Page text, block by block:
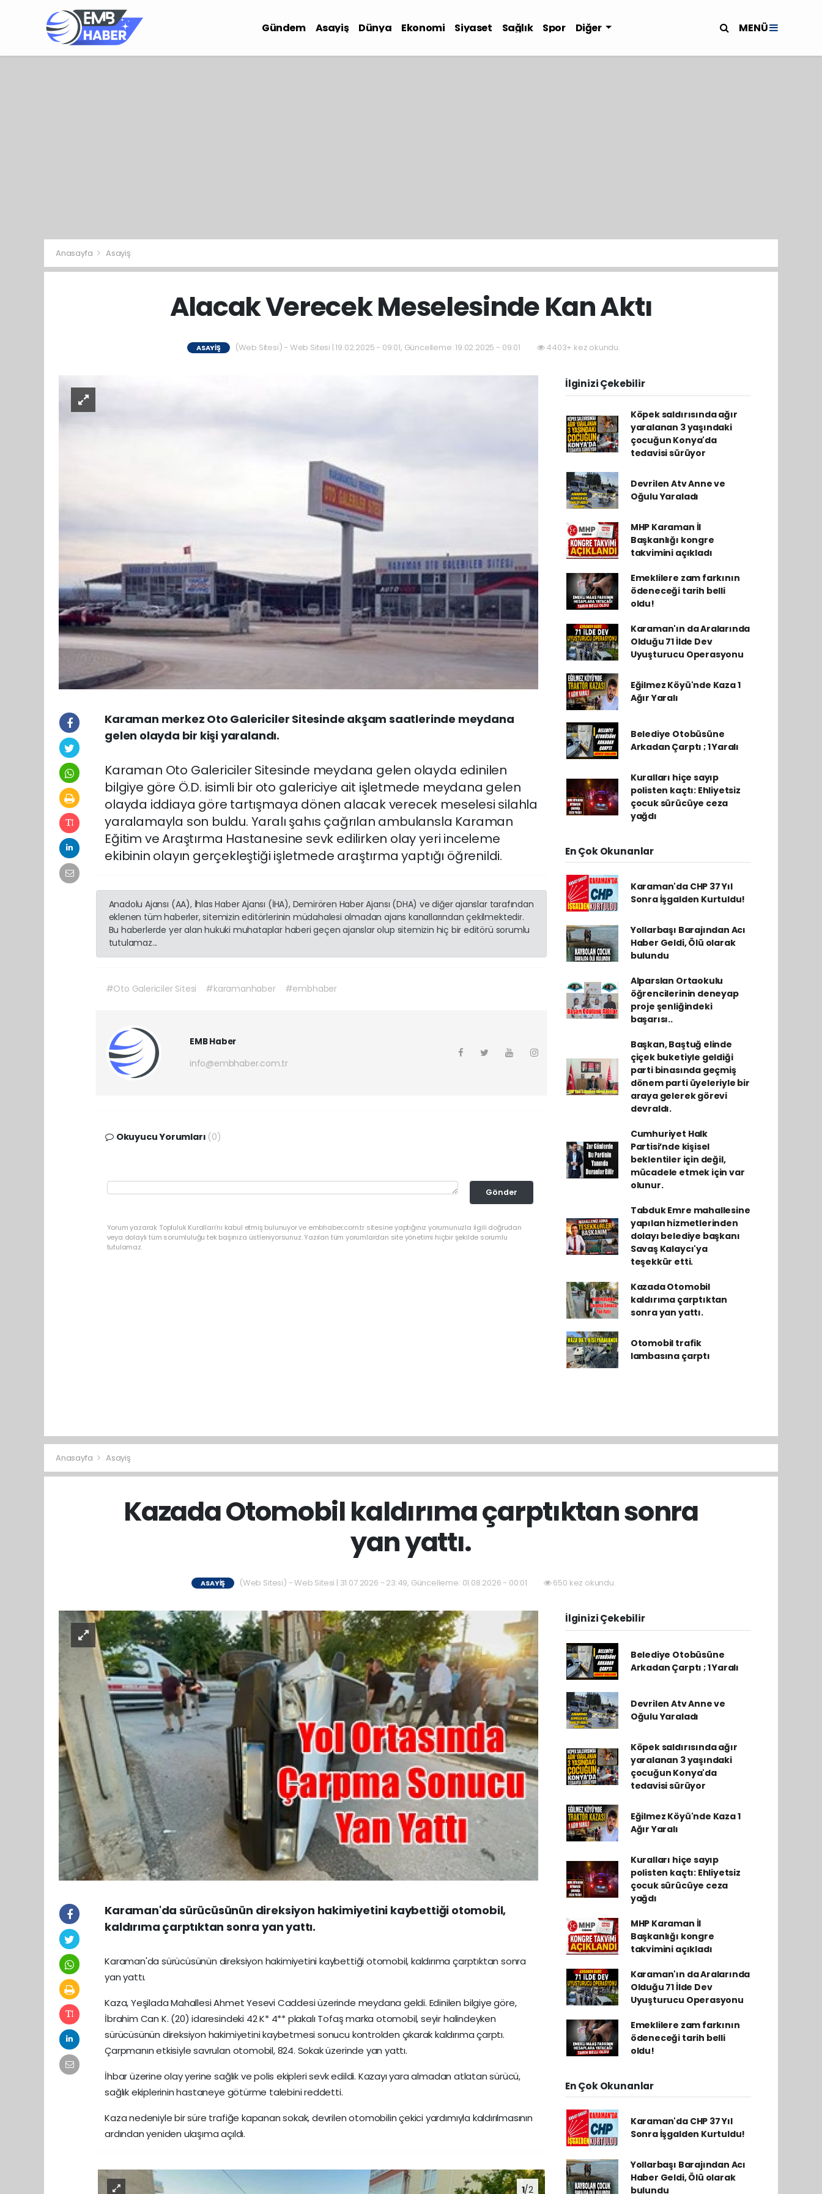
Gündem Asayiş Dünya Ekonomi Siyaset Sağlık Spor Diğer MENÜ
Anasayfa Asayiş
Alacak Verecek Meselesinde Kan Aktı
ASAYIŞ (Web Sitesi) - Web Sitesi | 19.02.2025 - 09:01, Güncelleme: 19.02.2025 - 09:01 4403+ kez okundu.
Karaman merkez Oto Galericiler Sitesinde akşam saatlerinde meydana
gelen olayda bir kişi yaralandı.
Karaman Oto Galericiler Sitesinde meydana gelen olayda edinilen
bilgiye göre Ö.D. isimli bir oto galericiye ait işletmede meydana gelen
olayda iddiaya göre tartışmaya dönen alacak verecek meselesi silahla
yaralamayla son buldu. Yaralı şahıs çağrılan ambulansla Karaman
Eğitim ve Araştırma Hastanesine sevk edilirken olay yeri inceleme
ekibinin olayın gerçekleştiği işletmede araştırma yaptığı öğrenildi.
Anadolu Ajansı (AA), İhlas Haber Ajansı (İHA), Demirören Haber Ajansı (DHA) ve diğer ajanslar tarafından
eklenen tüm haberler, sitemizin editörlerinin müdahalesi olmadan ajans kanallarından çekilmektedir.
Bu haberlerde yer alan hukuki muhataplar haberi geçen ajanslar olup sitemizin hiç bir editörü sorumlu
tutulamaz...
#Oto Galericiler Sitesi #karamanhaber #embhaber
EMB Haber
info@embhaber.com.tr
Okuyucu Yorumları (0)
Gönder
Yorum yazarak Topluluk Kuralları’nı kabul etmiş bulunuyor ve embhaber.com.tr sitesine yaptığınız yorumunuzla ilgili doğrudan
veya dolaylı tüm sorumluluğu tek başınıza üstleniyorsunuz. Yazılan tüm yorumlardan site yönetimi hiçbir şekilde sorumlu
tutulamaz.
İlginizi Çekebilir
Köpek saldırısında ağır
yaralanan 3 yaşındaki
çocuğun Konya'da
tedavisi sürüyor
Devrilen Atv Anne ve
Oğulu Yaraladı
MHP Karaman İl
Başkanlığı kongre
takvimini açıkladı
Emeklilere zam farkının
ödeneceği tarih belli
oldu!
Karaman'ın da Aralarında
Olduğu 71 İlde Dev
Uyuşturucu Operasyonu
Eğilmez Köyü'nde Kaza 1
Ağır Yaralı
Belediye Otobüsüne
Arkadan Çarptı ; 1 Yaralı
Kuralları hiçe sayıp
polisten kaçtı: Ehliyetsiz
çocuk sürücüye ceza
yağdı
En Çok Okunanlar
Karaman'da CHP 37 Yıl
Sonra İşgalden Kurtuldu!
Yollarbaşı Barajından Acı
Haber Geldi, Ölü olarak
bulundu
Alparslan Ortaokulu
öğrencilerinin deneyap
proje şenliğindeki
başarısı..
Başkan, Baştuğ elinde
çiçek buketiyle geldiği
parti binasında geçmiş
dönem parti üyeleriyle bir
araya gelerek görevi
devraldı.
Cumhuriyet Halk
Partisi’nde kişisel
beklentiler için değil,
mücadele etmek için var
olunur.
Tabduk Emre mahallesine
yapılan hizmetlerinden
dolayı belediye başkanı
Savaş Kalaycı'ya
teşekkür etti.
Kazada Otomobil
kaldırıma çarptıktan
sonra yan yattı.
Otomobil trafik
lambasına çarptı
Anasayfa Asayiş
Kazada Otomobil kaldırıma çarptıktan sonra
yan yattı.
ASAYIŞ (Web Sitesi) - Web Sitesi | 31.07.2026 - 23:49, Güncelleme: 01.08.2026 - 00:01 650 kez okundu.
Karaman'da sürücüsünün direksiyon hakimiyetini kaybettiği otomobil,
kaldırıma çarptıktan sonra yan yattı.
Karaman'da sürücüsünün direksiyon hakimiyetini kaybettiği otomobil, kaldırıma çarptıktan sonra
yan yattı.
Kaza, Yeşilada Mahallesi Ahmet Yesevi Caddesi üzerinde meydana geldi. Edinilen bilgiye göre,
İbrahim Can K. (20) idaresindeki 42 K* 4** plakalı Tofaş marka otomobil, seyir halindeyken
sürücüsünün direksiyon hakimiyetini kaybetmesi sonucu kontrolden çıkarak kaldırıma çarptı.
Çarpmanın etkisiyle savrulan otomobil, 824. Sokak üzerinde yan yattı.
İhbar üzerine olay yerine sağlık ve polis ekipleri sevk edildi. Kazayı yara almadan atlatan sürücü,
sağlık ekiplerinin hastaneye götürme talebini reddetti.
Kaza nedeniyle bir süre trafiğe kapanan sokak, devrilen otomobilin çekici yardımıyla kaldırılmasının
ardından yeniden ulaşıma açıldı.
1/2
İlginizi Çekebilir
Belediye Otobüsüne
Arkadan Çarptı ; 1 Yaralı
Devrilen Atv Anne ve
Oğulu Yaraladı
Köpek saldırısında ağır
yaralanan 3 yaşındaki
çocuğun Konya'da
tedavisi sürüyor
Eğilmez Köyü'nde Kaza 1
Ağır Yaralı
Kuralları hiçe sayıp
polisten kaçtı: Ehliyetsiz
çocuk sürücüye ceza
yağdı
MHP Karaman İl
Başkanlığı kongre
takvimini açıkladı
Karaman'ın da Aralarında
Olduğu 71 İlde Dev
Uyuşturucu Operasyonu
Emeklilere zam farkının
ödeneceği tarih belli
oldu!
En Çok Okunanlar
Karaman'da CHP 37 Yıl
Sonra İşgalden Kurtuldu!
Yollarbaşı Barajından Acı
Haber Geldi, Ölü olarak
bulundu